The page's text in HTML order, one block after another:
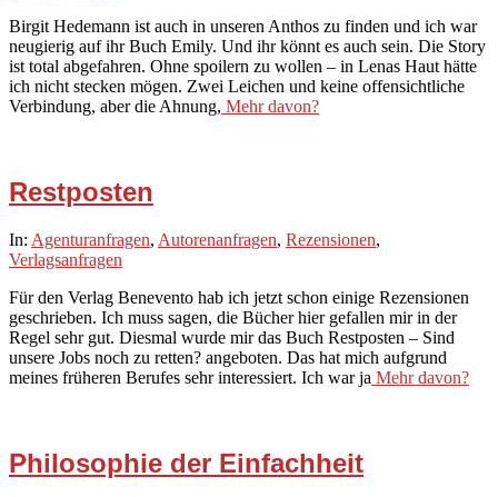
Birgit Hedemann ist auch in unseren Anthos zu finden und ich war
neugierig auf ihr Buch Emily. Und ihr könnt es auch sein. Die Story
ist total abgefahren. Ohne spoilern zu wollen – in Lenas Haut hätte
ich nicht stecken mögen. Zwei Leichen und keine offensichtliche
Verbindung, aber die Ahnung, Mehr davon?
Restposten
2020-
08-
In: Agenturanfragen, Autorenanfragen, Rezensionen,
Verlagsanfragen
Für den Verlag Benevento hab ich jetzt schon einige Rezensionen
geschrieben. Ich muss sagen, die Bücher hier gefallen mir in der
Regel sehr gut. Diesmal wurde mir das Buch Restposten – Sind
unsere Jobs noch zu retten? angeboten. Das hat mich aufgrund
meines früheren Berufes sehr interessiert. Ich war ja Mehr davon?
Philosophie der Einfachheit